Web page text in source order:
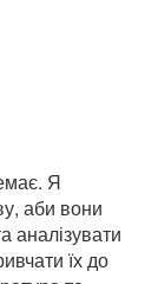
Я
аби вони
аналізувати
їх до